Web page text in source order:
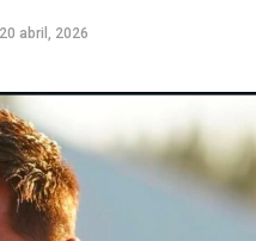
20 abril, 2026